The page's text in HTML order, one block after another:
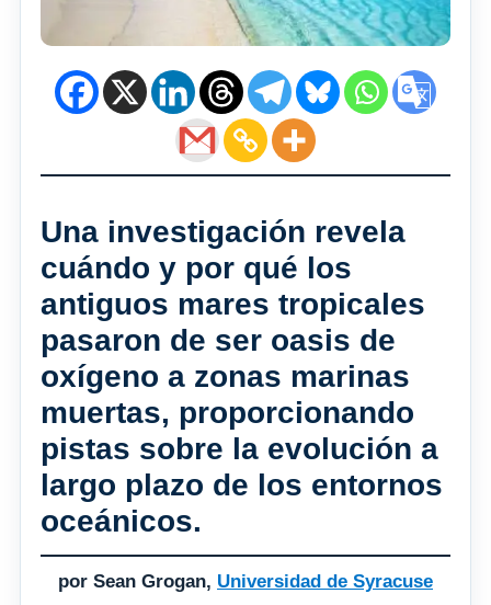
Una investigación revela
cuándo y por qué los
antiguos mares tropicales
pasaron de ser oasis de
oxígeno a zonas marinas
muertas, proporcionando
pistas sobre la evolución a
largo plazo de los entornos
oceánicos.
por Sean Grogan, Universidad de Syracuse